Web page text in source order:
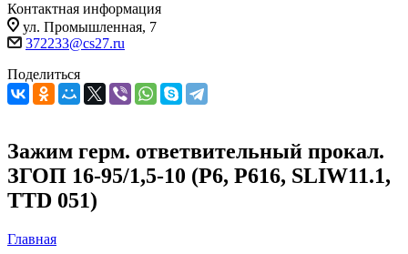
Контактная информация
ул. Промышленная, 7
372233@cs27.ru
Поделиться
Зажим герм. ответвительный прокал.
ЗГОП 16-95/1,5-10 (P6, P616, SLIW11.1,
TTD 051)
Главная